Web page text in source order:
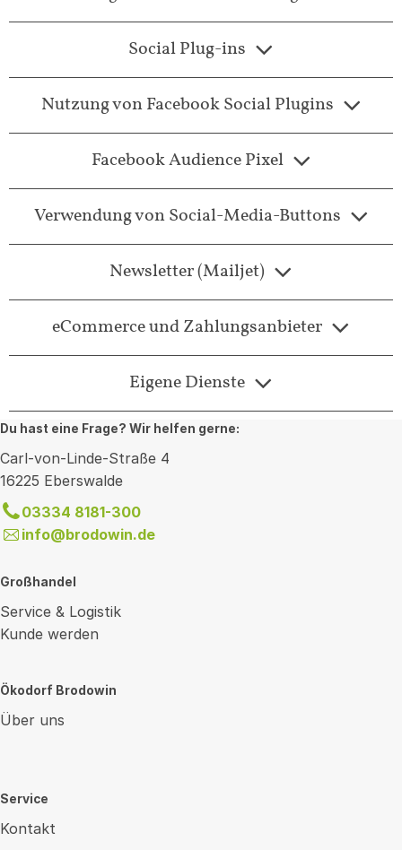
Social Plug-ins
Nutzung von Facebook Social Plugins
Facebook Audience Pixel
Verwendung von Social-Media-Buttons
Newsletter (Mailjet)
eCommerce und Zahlungsanbieter
Eigene Dienste
Du hast eine Frage? Wir helfen gerne:
Carl-von-Linde-Straße 4
16225 Eberswalde
03334 8181-300
info@brodowin.de
Großhandel
Service & Logistik
Kunde werden
Ökodorf Brodowin
Über uns
Service
Kontakt